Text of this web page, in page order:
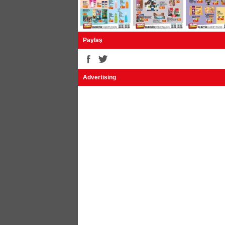
Kappa Bay / Bayan Spor Ayakkabı 69,95
Kappa Bay Spor Ayakkabı 59,95 TL
Kappa Halı Saha Ayakkabısı 59,95 TL
Silk&Blue Bay Basic Tişört 17,95 TL
Silk&Blue Bayan Basic Tişört 17,95 TL
Kilim 120x180cm 42,95 TL
Paylaş
Advertising